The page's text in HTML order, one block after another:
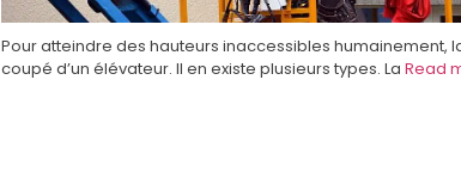
Pour atteindre des hauteurs inaccessibles humainement,
coupé d’un élévateur. Il en existe plusieurs types. La Read